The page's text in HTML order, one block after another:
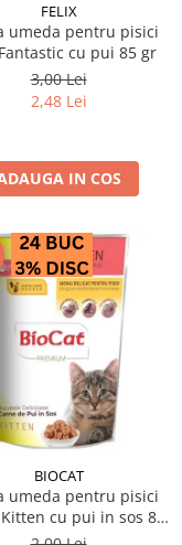
FELIX
umeda pentru pisici
cu pui 85 gr
3,00 Lei
2,48 Lei
IN COS
BIOCAT
umeda pentru pisici
cu pui in sos 85
gr